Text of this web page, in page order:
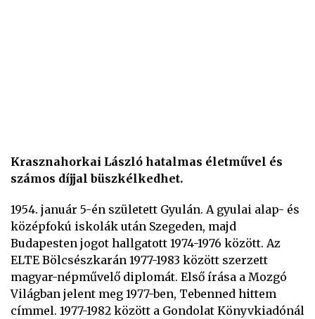
Krasznahorkai László hatalmas életművel és
számos díjjal büszkélkedhet.
1954. január 5-én született Gyulán. A gyulai alap- és
középfokú iskolák után Szegeden, majd
Budapesten jogot hallgatott 1974-1976 között. Az
ELTE Bölcsészkarán 1977-1983 között szerzett
magyar-népművelő diplomát. Első írása a Mozgó
Világban jelent meg 1977-ben, Tebenned hittem
címmel. 1977-1982 között a Gondolat Könyvkiadónál